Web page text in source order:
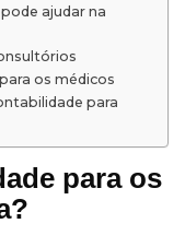
ajudar na
os médicos
para
para os